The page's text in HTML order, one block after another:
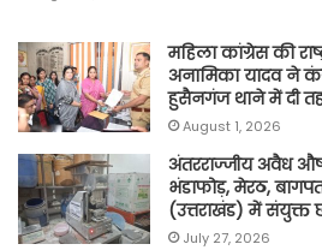
महिला कांग्रेस की
अनामिका यादव ने
हुसैनगंज थाने में दी
August 1, 2026
अंतरराज्जीय अवैध
भंडाफोड़, मेरठ,
(उत्तराखंड) में संयुक्त
July 27, 2026